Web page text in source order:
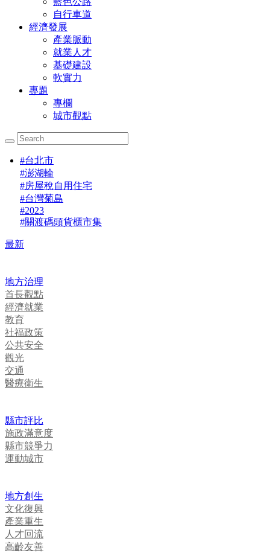
自行車道
經濟發展
產業脈動
就業人才
基礎建設
軟實力
專題
專欄
城市觀點
#台北市
#澎湖輪
#房屋稅自用住宅
#台灣菊島
#2023
#關渡碼頭貨櫃市集
最新
地方治理
首長觀點
經濟就業
教育
社福政策
公共安全
觀光
交通
醫療衛生
縣市評比
施政滿意度
縣市競爭力
運動城市
地方創生
文化復興
產業重生
人才回流
高齡友善